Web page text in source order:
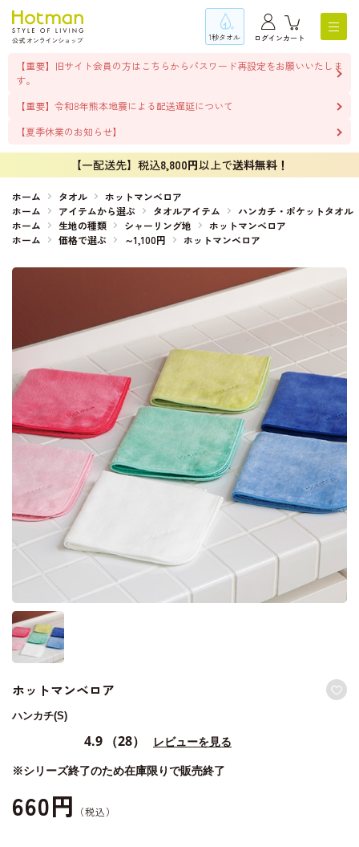
1秒タオル ログインカート
【重要】旧サイト会員の方はこちらからパスワード再設定をお願いいたしま
す。
【重要】令和8年熊本地震による配送遅延について
【夏季休業のお知らせ】
【一配送先】税込8,800円以上で送料無料！
ホーム タオル
ホットマンベロア
ホーム
アイテムから選ぶ タオルアイテム
ハンカチ・ポケットタオル
ホーム
生地の種類 シャーリング地
ホットマンベロア
ホーム
価格で選ぶ ～1,100円 ホットマンベロア
ホットマンベロア
ハンカチ(S)
4.9 （28） レビューを見る
※シリーズ終了のため在庫限りで販売終了
660円